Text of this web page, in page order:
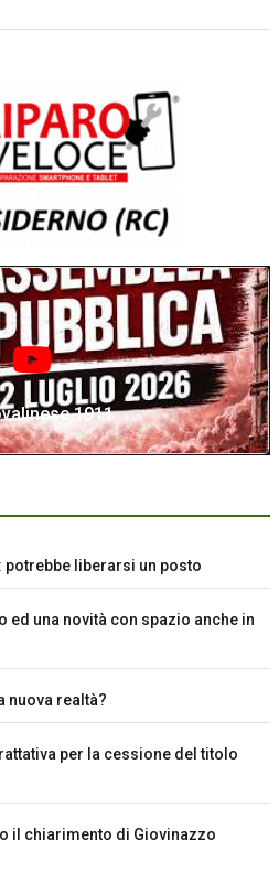
1911
liberarsi un posto
ed una novità con spazio anche in
nuova realtà?
per la cessione del titolo
il chiarimento di Giovinazzo